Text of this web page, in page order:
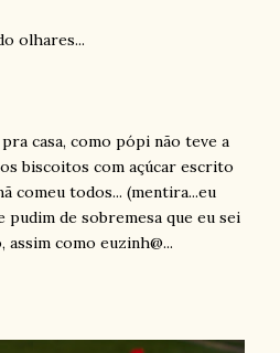
olhares...
casa, como pópi não teve a
biscoitos com açúcar escrito
comeu todos... (mentira...eu
pudim de sobremesa que eu sei
como euzinh@...